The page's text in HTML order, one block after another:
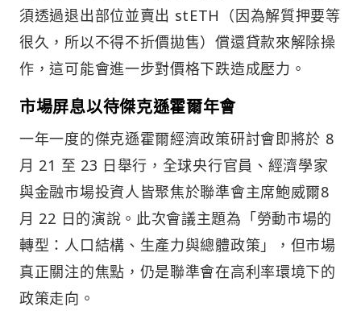
須透過退出部位並賣出 stETH（因為解質押要等
很久，所以不得不折價拋售）償還貸款來解除操
作，這可能會進一步對價格下跌造成壓力。
市場屏息以待傑克遜霍爾年會
一年一度的傑克遜霍爾經濟政策研討會即將於 8
月 21 至 23 日舉行，全球央行官員、經濟學家
與金融市場投資人皆聚焦於聯準會主席鮑威爾8
月 22 日的演說。此次會議主題為「勞動市場的
轉型：人口結構、生產力與總體政策」，但市場
真正關注的焦點，仍是聯準會在高利率環境下的
政策走向。